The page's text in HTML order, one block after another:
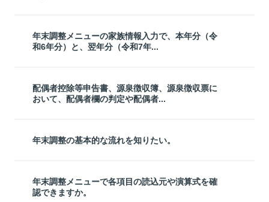
年末調整メニューの家族情報入力で、本年分（令
和6年分）と、翌年分（令和7年...
配偶者控除等申告書、源泉徴収簿、源泉徴収票に
おいて、配偶者欄の判定や配偶者...
年末調整の基本的な流れを知りたい。
年末調整メニューで各項目の読込元や演算式を確
認できますか。